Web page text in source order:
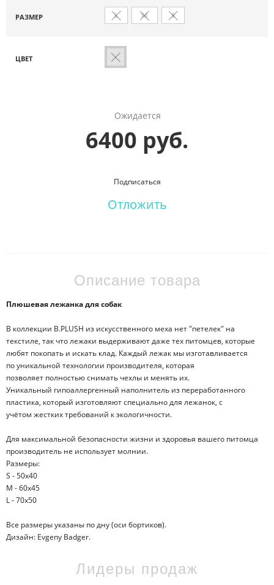
РАЗМЕР L M S
ЦВЕТ
Ожидается
6400 руб.
Подписаться
Отложить
Описание товара
Плюшевая лежанка для собак
В коллекции B.PLUSH из искусственного меха нет "петелек" на
текстиле, так что лежаки выдерживают даже тех питомцев, которые
любят покопать и искать клад. Каждый лежак мы изготавливается
по уникальной технологии производителя, которая
позволяет полностью снимать чехлы и менять их.
Уникальный гипоаллергенный наполнитель из переработанного
пластика, который изготовляют специально для лежанок, с
учётом жестких требований к экологичности.
Для максимальной безопасности жизни и здоровья вашего питомца
производитель не использует молнии.
Размеры:
S - 50х40
M - 60x45
L - 70x50
Все размеры указаны по дну (оси бортиков).
Дизайн: Evgeny Badger.
Лидеры продаж